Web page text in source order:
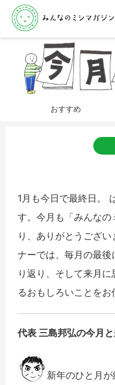
おすすめ
1月も今日で最終日。
す。今月も「みんなの
り、ありがとうござ
ナーでは、毎月の最
り返り、そして来月
るおもしろいことをお
代表 三島邦弘の今月と
新年のひと月が